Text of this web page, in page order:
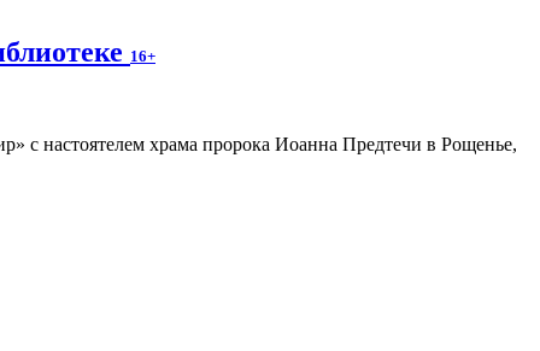
16+
с настоятелем храма пророка Иоанна Предтечи в Рощенье,